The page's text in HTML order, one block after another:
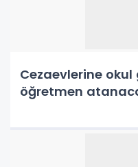
Cezaevlerine
öğretmen